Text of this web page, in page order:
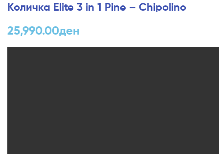
Количка Elite 3 in 1 Pine – Chipolino
25,990.00ден